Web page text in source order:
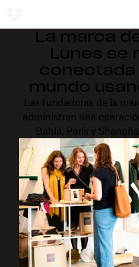
La marca
Lunes se
conectada
mundo
Las fundadoras de la
administran una
Bahía, París y